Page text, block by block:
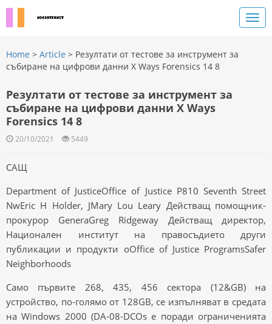
Home > Article > Резултати от тестове за инструмент за
събиране на цифрови данни X Ways Forensics 14 8
Резултати от тестове за инструмент за
събиране на цифрови данни X Ways
Forensics 14 8
20/10/2021 5449
САЩ
Department of JusticeOffice of Justice P810 Seventh Street
NwEric H Holder, JMary Lou Leary Действащ помощник-
прокурор GeneraGreg Ridgeway Действащ директор,
Национален институт на правосъдието други
публикации и продукти oOffice of Justice ProgramsSafer
Neighborhoods
Само първите 268, 435, 456 сектора (12&GB) на
устройство, по-голямо от 128GB, се изпълняват в средата
на Windows 2000 (DA-08-DCOs е поради ограниченията